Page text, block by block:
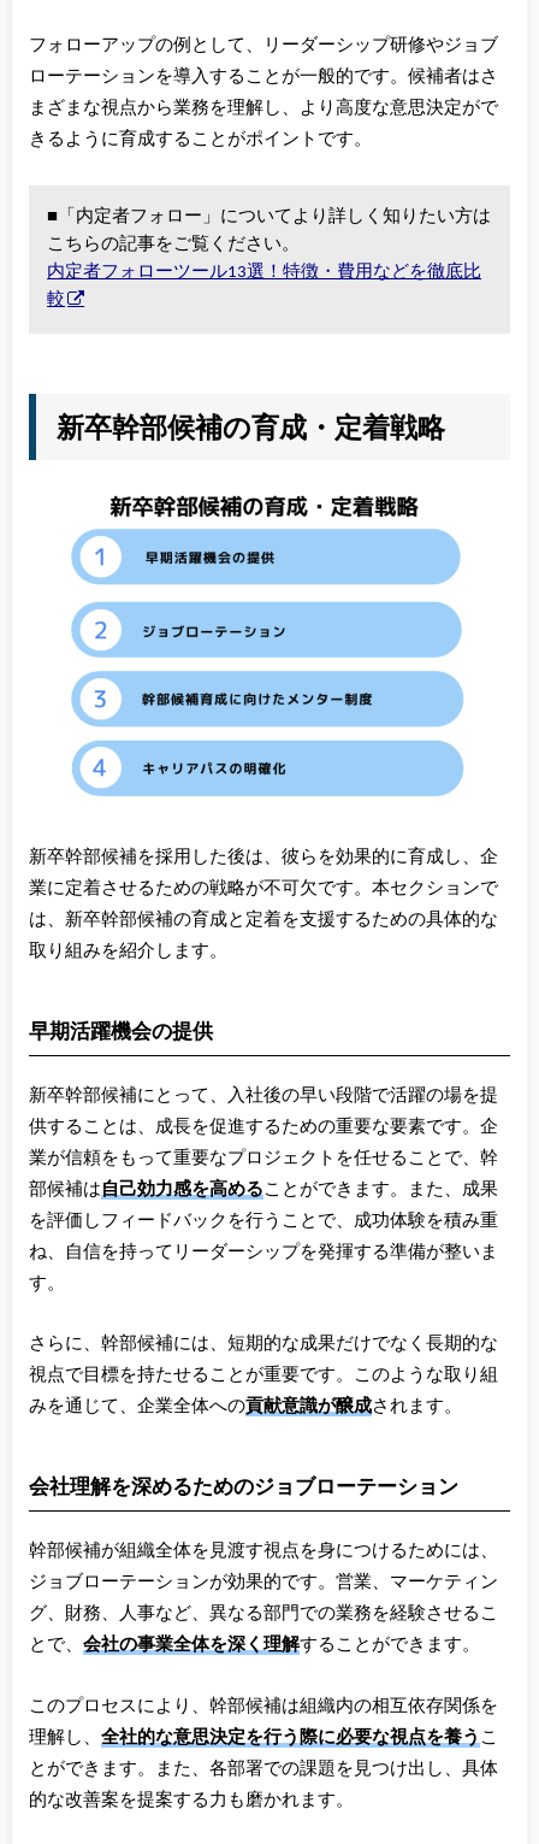
フォローアップの例として、リーダーシップ研修やジョブ
ローテーションを導入することが一般的です。候補者はさ
まざまな視点から業務を理解し、より高度な意思決定がで
きるように育成することがポイントです。
■「内定者フォロー」についてより詳しく知りたい方は
こちらの記事をご覧ください。
内定者フォローツール13選！特徴・費用などを徹底比
較
新卒幹部候補の育成・定着戦略
新卒幹部候補を採用した後は、彼らを効果的に育成し、企
業に定着させるための戦略が不可欠です。本セクションで
は、新卒幹部候補の育成と定着を支援するための具体的な
取り組みを紹介します。
早期活躍機会の提供
新卒幹部候補にとって、入社後の早い段階で活躍の場を提
供することは、成長を促進するための重要な要素です。企
業が信頼をもって重要なプロジェクトを任せることで、幹
部候補は自己効力感を高めることができます。また、成果
を評価しフィードバックを行うことで、成功体験を積み重
ね、自信を持ってリーダーシップを発揮する準備が整いま
す。
さらに、幹部候補には、短期的な成果だけでなく長期的な
視点で目標を持たせることが重要です。このような取り組
みを通じて、企業全体への貢献意識が醸成されます。
会社理解を深めるためのジョブローテーション
幹部候補が組織全体を見渡す視点を身につけるためには、
ジョブローテーションが効果的です。営業、マーケティン
グ、財務、人事など、異なる部門での業務を経験させるこ
とで、 会社の事業全体を深く理解することができます。
このプロセスにより、幹部候補は組織内の相互依存関係を
理解し、 全社的な意思決定を行う際に必要な視点を養う こ
とができます。また、各部署での課題を見つけ出し、具体
的な改善案を提案する力も磨かれます。